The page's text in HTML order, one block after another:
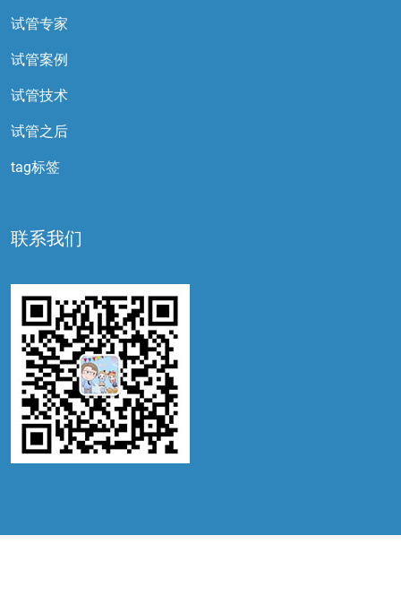
试管专家
试管案例
试管技术
试管之后
tag标签
联系我们